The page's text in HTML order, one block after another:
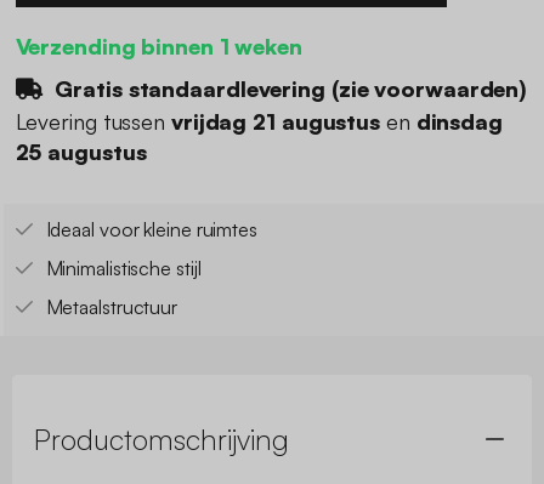
Verzending binnen 1 weken
Gratis standaardlevering (zie voorwaarden)
Levering tussen vrijdag 21 augustus en dinsdag
25 augustus
Ideaal voor kleine ruimtes
Minimalistische stijl
Metaalstructuur
Productomschrijving